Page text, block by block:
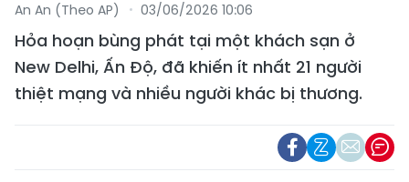
An An (Theo AP) 03/06/2026 10:06
Hỏa hoạn bùng phát tại một khách sạn ở
New Delhi, Ấn Độ, đã khiến ít nhất 21 người
thiệt mạng và nhiều người khác bị thương.